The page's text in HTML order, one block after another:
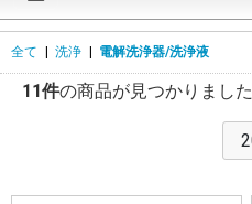
全て | 洗浄 | 電解洗浄器/洗浄液
11件の商品が見つかりました